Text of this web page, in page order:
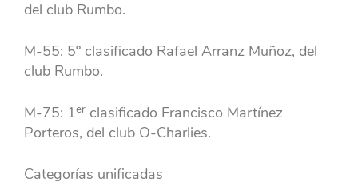
del club Rumbo.
M-55: 5º clasificado Rafael Arranz Muñoz, del
club Rumbo.
M-75: 1er clasificado Francisco Martínez
Porteros, del club O-Charlies.
Categorías unificadas